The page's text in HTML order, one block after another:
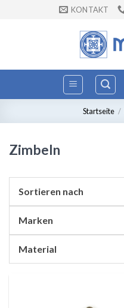
KONTAKT
Startseite /
Zimbeln
Sortieren nach
Marken
Material